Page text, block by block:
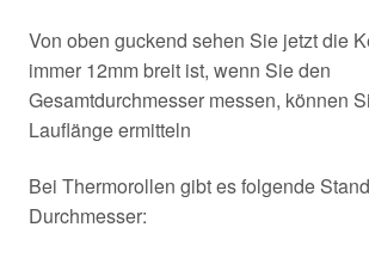
Von oben guckend sehen Sie jetzt die
immer 12mm breit ist, wenn Sie den
Gesamtdurchmesser messen, können
Lauflänge ermitteln
Bei Thermorollen gibt es folgende
Durchmesser: